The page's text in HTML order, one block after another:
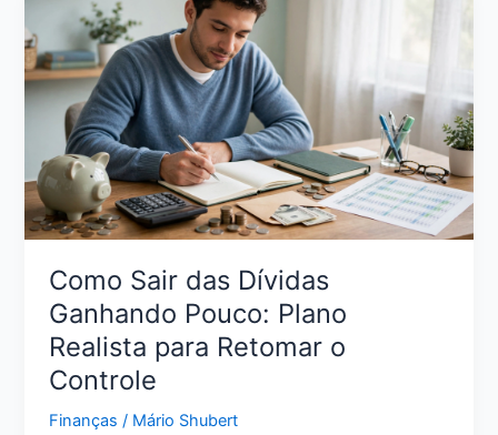
Vale
Mais
a
Pena
para
Seu
Dinheiro
em
Como Sair das Dívidas
Ganhando Pouco: Plano
Realista para Retomar o
Controle
Finanças / Mário Shubert